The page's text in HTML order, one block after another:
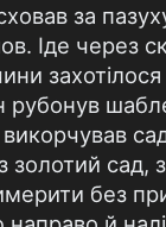
за
Іде через
рубонув
сад,
без